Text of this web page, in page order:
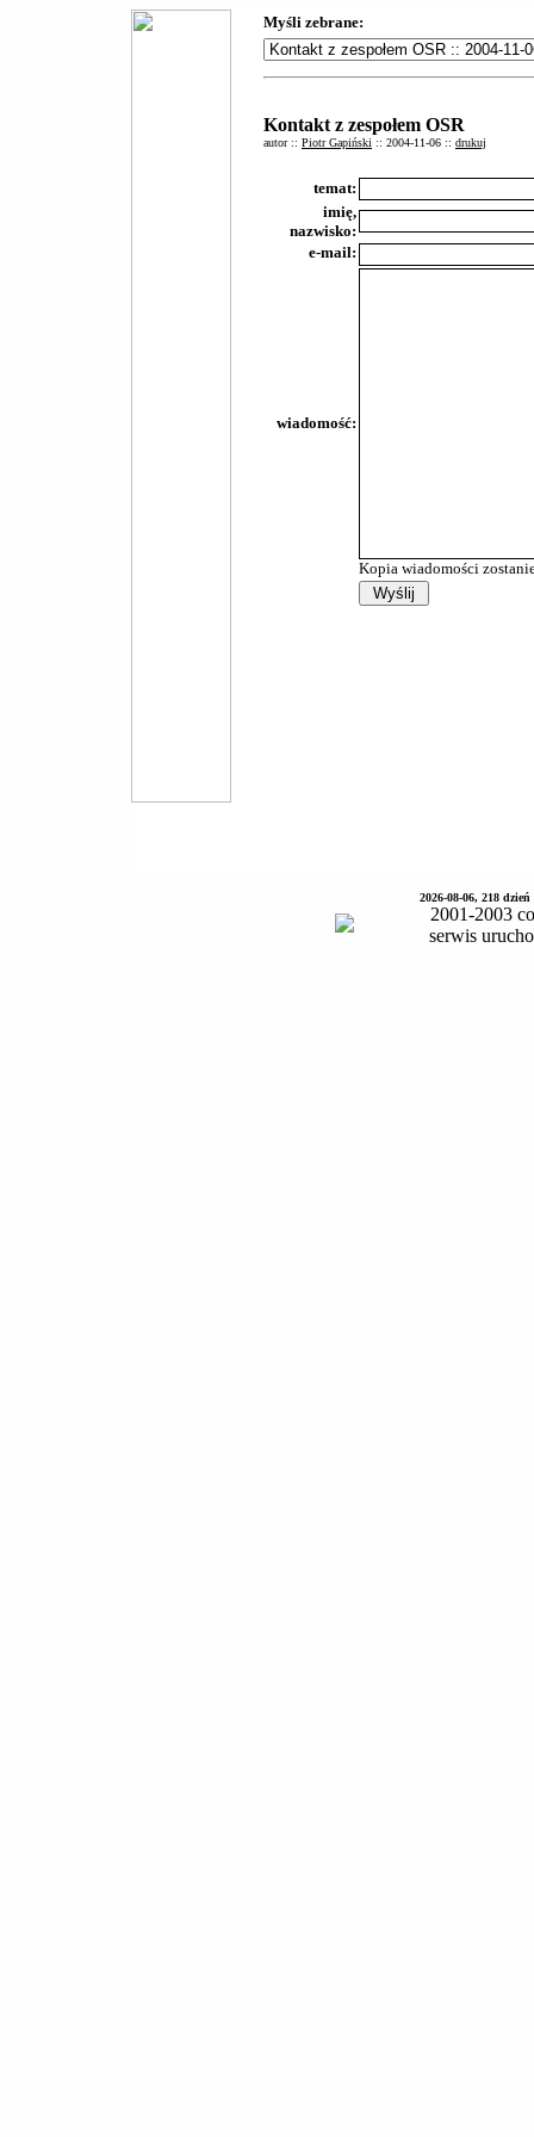
Myśli zebrane:
Kontakt z zespołem OSR
autor :: Piotr Gapiński :: 2004-11-06 :: drukuj
temat:
imię,
nazwisko:
e-mail:
wiadomość:
Kopia wiadomości
2026-08-06, 218
2001-2003
serwis